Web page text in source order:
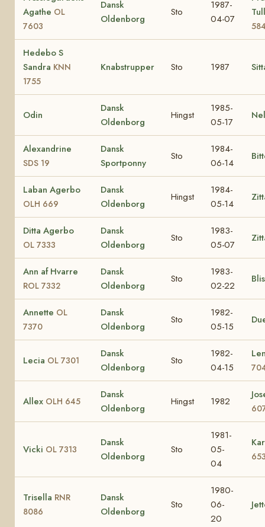
Agathe OL
7603
Dansk
Oldenborg
Sto
1987-
04-07
Hedebo S
Sandra KNN
1755
Knabstrupper Sto 1987
Odin
Dansk
Oldenborg
Hingst
1985-
05-17
Alexandrine
SDS 19
Dansk
Sportponny
Sto
1984-
06-14
Laban Agerbo
OLH 669
Dansk
Oldenborg
Hingst
1984-
05-14
Ditta Agerbo
OL 7333
Dansk
Oldenborg
Sto
1983-
05-07
Ann af Hvarre
ROL 7332
Dansk
Oldenborg
Sto
1983-
02-22
Annette OL
7370
Dansk
Oldenborg
Sto
1982-
05-15
Lecia OL 7301
Dansk
Oldenborg
Sto
1982-
04-15
Allex OLH 645
Dansk
Oldenborg
Hingst 1982
Vicki OL 7313
Dansk
Oldenborg
Sto
1981-
05-
04
Trisella RNR
8086
Dansk
Oldenborg
Sto
1980-
06-
20